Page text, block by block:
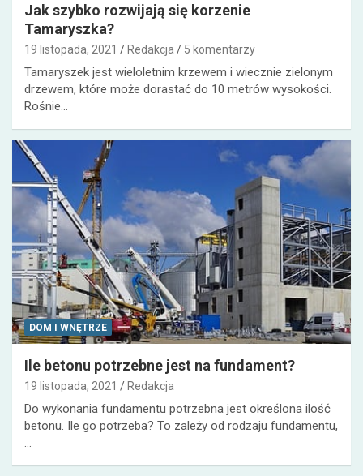
Jak szybko rozwijają się korzenie
Tamaryszka?
19 listopada, 2021 Redakcja 5 komentarzy
Tamaryszek jest wieloletnim krzewem i wiecznie zielonym
drzewem, które może dorastać do 10 metrów wysokości.
Rośnie…
DOM I WNĘTRZE
Ile betonu potrzebne jest na fundament?
19 listopada, 2021 Redakcja
Do wykonania fundamentu potrzebna jest określona ilość
betonu. Ile go potrzeba? To zależy od rodzaju fundamentu,
…